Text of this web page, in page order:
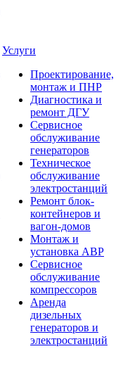
Услуги
Проектирование,
монтаж и ПНР
Диагностика и
ремонт ДГУ
Сервисное
обслуживание
генераторов
Техническое
обслуживание
электростанций
Ремонт блок-
контейнеров и
вагон-домов
Монтаж и
установка АВР
Сервисное
обслуживание
компрессоров
Аренда
дизельных
генераторов и
электростанций